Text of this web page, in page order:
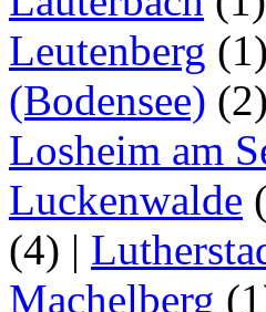
Leutenberg (1)
(Bodensee) (2)
Losheim am
Luckenwalde
(4) |
Machelberg